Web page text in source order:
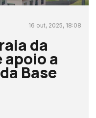
16 out, 2025, 18:08
da
a
Base